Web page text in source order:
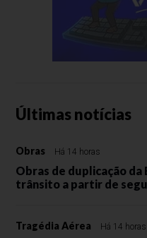
Últimas notícias
Obras Há 14 horas
Obras de duplicação da
trânsito a partir de
Tragédia Aérea Há 14 horas